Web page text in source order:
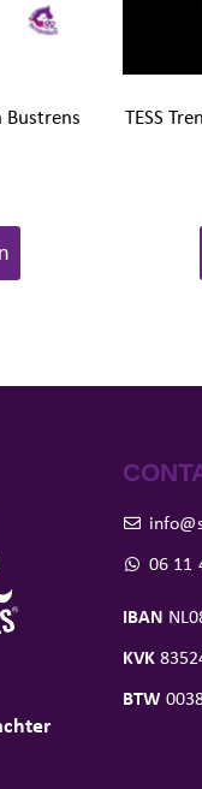
Bustrens
TESS
06 11
IBAN
KVK
BTW